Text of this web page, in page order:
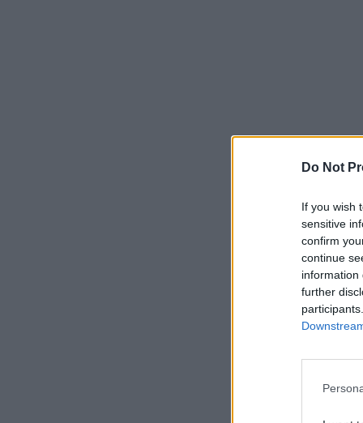
Do Not
If you wish
sensitive
confirm
continue
information
further